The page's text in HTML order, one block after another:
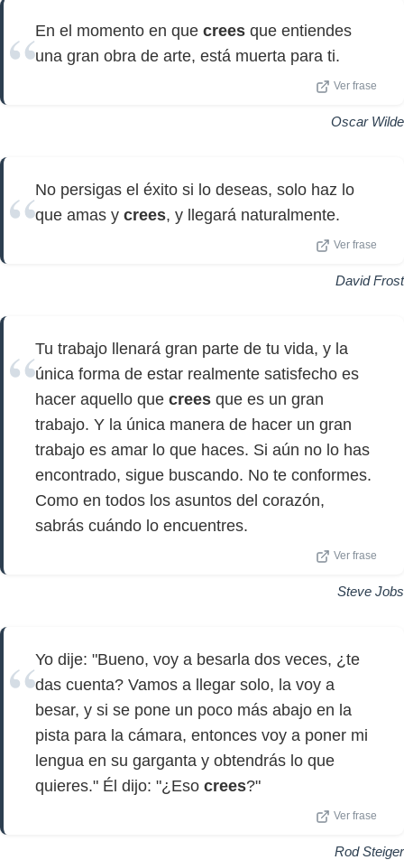
En el momento en que crees que entiendes
una gran obra de arte, está muerta para ti.
Ver frase
Oscar Wilde
No persigas el éxito si lo deseas, solo haz lo
que amas y crees, y llegará naturalmente.
Ver frase
David Frost
Tu trabajo llenará gran parte de tu vida, y la
única forma de estar realmente satisfecho es
hacer aquello que crees que es un gran
trabajo. Y la única manera de hacer un gran
trabajo es amar lo que haces. Si aún no lo has
encontrado, sigue buscando. No te conformes.
Como en todos los asuntos del corazón,
sabrás cuándo lo encuentres.
Ver frase
Steve Jobs
Yo dije: "Bueno, voy a besarla dos veces, ¿te
das cuenta? Vamos a llegar solo, la voy a
besar, y si se pone un poco más abajo en la
pista para la cámara, entonces voy a poner mi
lengua en su garganta y obtendrás lo que
quieres." Él dijo: "¿Eso crees?"
Ver frase
Rod Steiger